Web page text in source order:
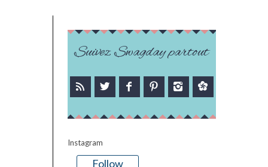
Suivez Swagday partout
Instagram
Follow